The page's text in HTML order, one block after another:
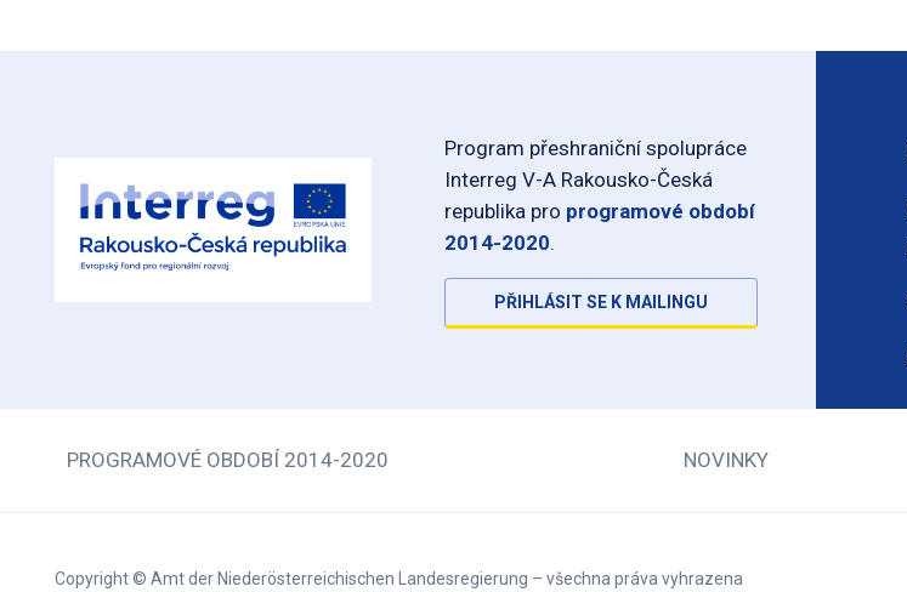
Program přeshraniční spolupráce
Interreg V-A Rakousko-Česká
republika pro programové období
2014-2020.
PŘIHLÁSIT SE K MAILINGU
PROGRAMOVÉ OBDOBÍ 2014-2020 NOVINKY
Copyright © Amt der Niederösterreichischen Landesregierung – všechna práva vyhrazena